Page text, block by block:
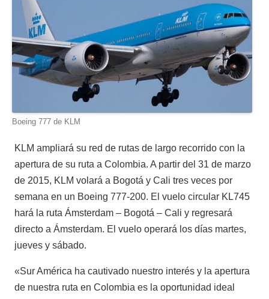
Boeing 777 de KLM
KLM ampliará su red de rutas de largo recorrido con la
apertura de su ruta a Colombia. A partir del 31 de marzo
de 2015, KLM volará a Bogotá y Cali tres veces por
semana en un Boeing 777-200. El vuelo circular KL745
hará la ruta Ámsterdam – Bogotá – Cali y regresará
directo a Ámsterdam. El vuelo operará los días martes,
jueves y sábado.
«Sur América ha cautivado nuestro interés y la apertura
de nuestra ruta en Colombia es la oportunidad ideal